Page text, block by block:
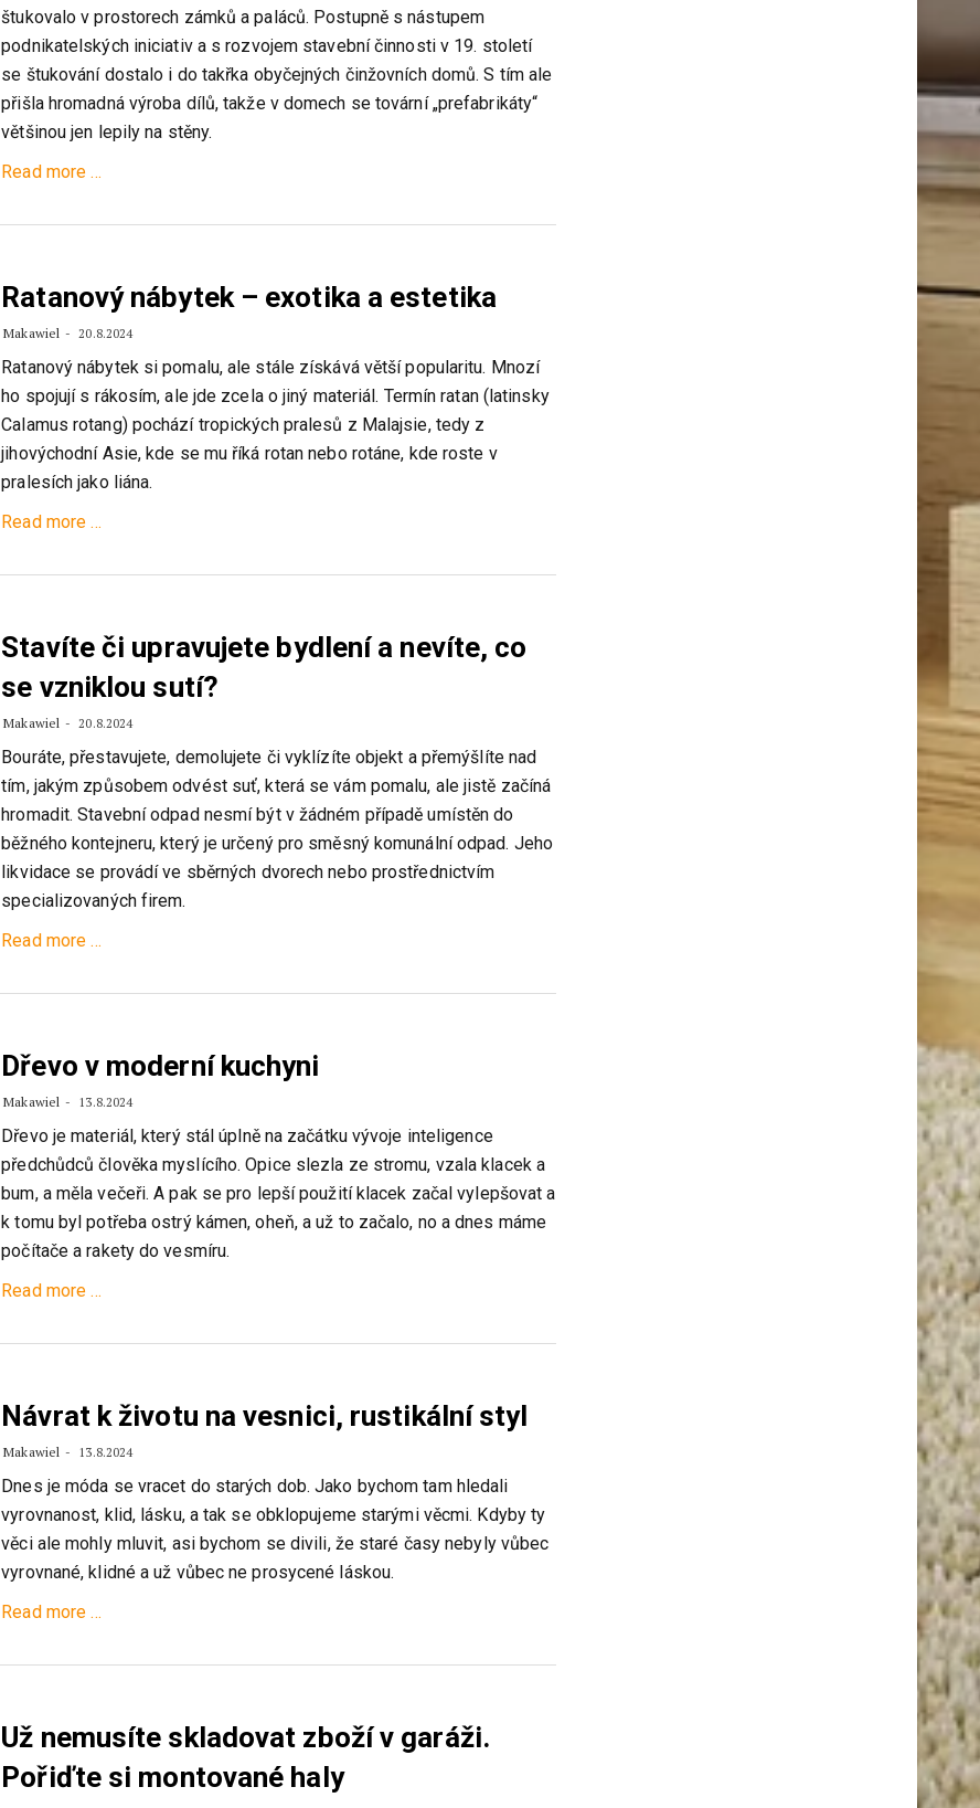
štukovalo v prostorech zámků a paláců. Postupně s nástupem
podnikatelských iniciativ a s rozvojem stavební činnosti v 19. století
se štukování dostalo i do takřka obyčejných činžovních domů. S tím ale
přišla hromadná výroba dílů, takže v domech se tovární „prefabrikáty“
většinou jen lepily na stěny.
Read moreabout
výzdoba
…
Ratanový nábytek – exotika a estetika
Makawiel 20.8.2024
Ratanový nábytek si pomalu, ale stále získává větší popularitu. Mnozí
ho spojují s rákosím, ale jde zcela o jiný materiál. Termín ratan (latinsky
Calamus rotang) pochází tropických pralesů z Malajsie, tedy z
jihovýchodní Asie, kde se mu říká rotan nebo rotáne, kde roste v
pralesích jako liána.
Read moreabout
nábytek
exotika
a
estetika
…
Stavíte či upravujete bydlení a nevíte, co
se vzniklou sutí?
Makawiel 20.8.2024
Bouráte, přestavujete, demolujete či vyklízíte objekt a přemýšlíte nad
tím, jakým způsobem odvést suť, která se vám pomalu, ale jistě začíná
hromadit. Stavební odpad nesmí být v žádném případě umístěn do
běžného kontejneru, který je určený pro směsný komunální odpad. Jeho
likvidace se provádí ve sběrných dvorech nebo prostřednictvím
specializovaných firem.
Read moreabout
či
a
nevíte,
co
se
vzniklou
sutí?
…
Dřevo v moderní kuchyni
Makawiel 13.8.2024
Dřevo je materiál, který stál úplně na začátku vývoje inteligence
předchůdců člověka myslícího. Opice slezla ze stromu, vzala klacek a
bum, a měla večeři. A pak se pro lepší použití klacek začal vylepšovat a
k tomu byl potřeba ostrý kámen, oheň, a už to začalo, no a dnes máme
počítače a rakety do vesmíru.
Read moreabout
v
kuchyni
…
Návrat k životu na vesnici, rustikální styl
Makawiel 13.8.2024
Dnes je móda se vracet do starých dob. Jako bychom tam hledali
vyrovnanost, klid, lásku, a tak se obklopujeme starými věcmi. Kdyby ty
věci ale mohly mluvit, asi bychom se divili, že staré časy nebyly vůbec
vyrovnané, klidné a už vůbec ne prosycené láskou.
Read moreabout
k
vesnici,
rustikální
…
Už nemusíte skladovat zboží v garáži.
Pořiďte si montované haly